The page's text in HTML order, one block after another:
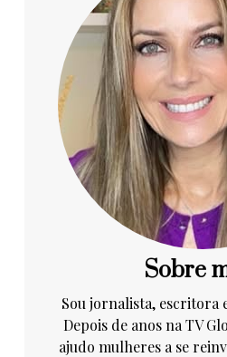
Sobre
Sou jornalista, escritora
Depois de anos na TV
ajudo mulheres a se